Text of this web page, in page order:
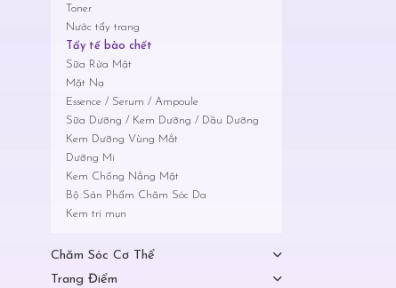
Toner
Nước tẩy trang
Tẩy tế bào chết
Sữa Rửa Mặt
Mặt Nạ
Essence / Serum / Ampoule
Sữa Dưỡng / Kem Dưỡng / Dầu Dưỡng
Kem Dưỡng Vùng Mắt
Dưỡng Mi
Kem Chống Nắng Mặt
Bộ Sản Phẩm Chăm Sóc Da
Kem trị mụn
Chăm Sóc Cơ Thể
Trang Điểm